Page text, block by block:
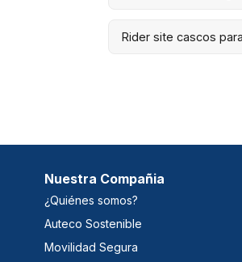
Rider site cascos
Nuestra Compañia
¿Quiénes somos?
Auteco Sostenible
Movilidad Segura